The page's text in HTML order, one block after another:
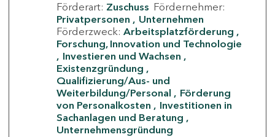
Förderart: Zuschuss Fördernehmer:
Privatpersonen
Unternehmen
Förderzweck: Arbeitsplatzförderung
Forschung, Innovation und Technologie
Investieren und Wachsen
Existenzgründung
Qualifizierung/Aus- und
Weiterbildung/Personal
Förderung
von Personalkosten
Investitionen in
Sachanlagen und Beratung
Unternehmensgründung